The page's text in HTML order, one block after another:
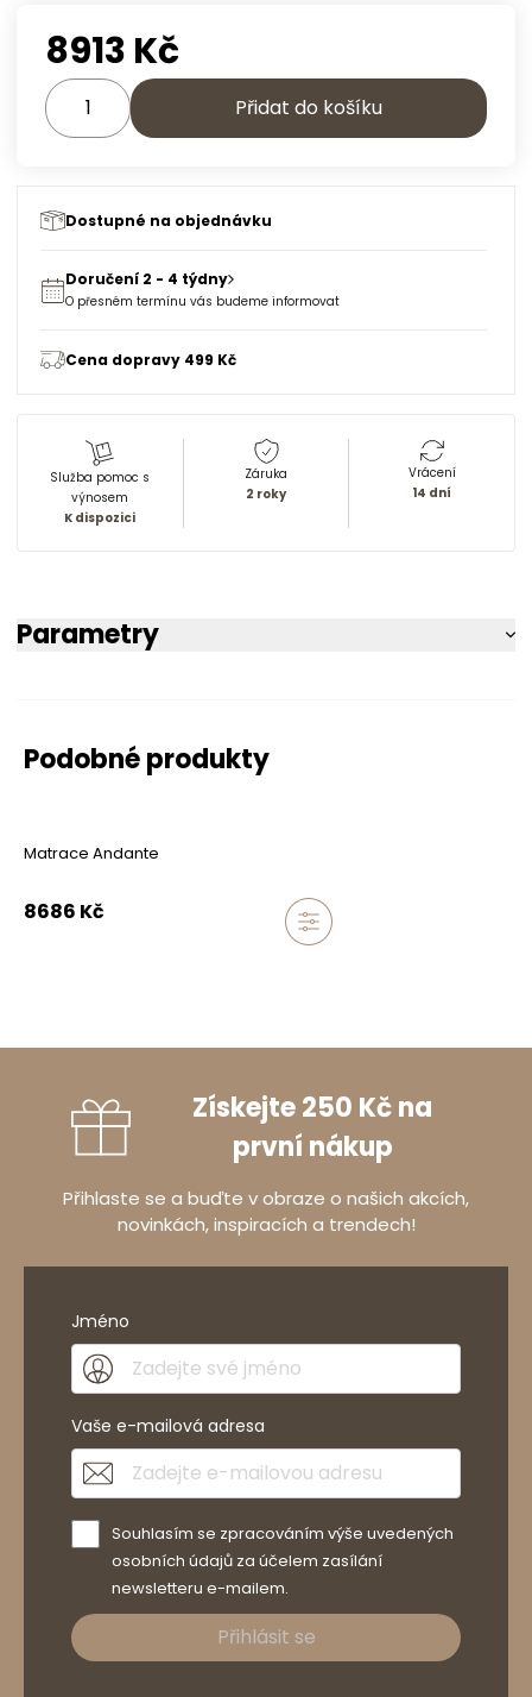
8913 Kč
Přidat do košíku
Dostupné na objednávku
Doručení 2 - 4 týdny
O přesném termínu vás budeme informovat
Cena dopravy 499 Kč
Služba pomoc s
výnosem
K dispozici
Záruka
2 roky
Vrácení
14 dní
Parametry
Podobné produkty
Matrace Andante
8686 Kč
Získejte 250 Kč na
první nákup
Přihlaste se a buďte v obraze o našich akcích,
novinkách, inspiracích a trendech!
Jméno
Vaše e-mailová adresa
Souhlasím se zpracováním výše uvedených
osobních údajů za účelem zasílání
newsletteru e-mailem.
Přihlásit se